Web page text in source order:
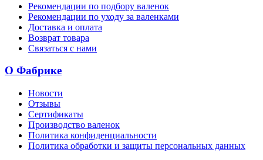
Рекомендации по подбору валенок
Рекомендации по уходу за валенками
Доставка и оплата
Возврат товара
Связаться с нами
О Фабрике
Новости
Отзывы
Сертификаты
Производство валенок
Политика конфиденциальности
Политика обработки и защиты персональных данных